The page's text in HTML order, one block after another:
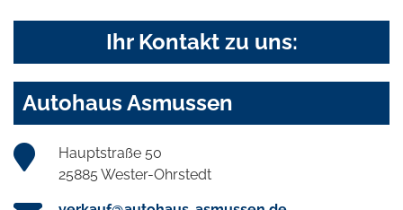
Ihr Kontakt zu uns:
Autohaus Asmussen
Hauptstraße 50
25885 Wester-Ohrstedt